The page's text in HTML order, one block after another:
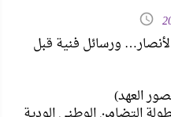
ورسائل فنية قبل
العهد)